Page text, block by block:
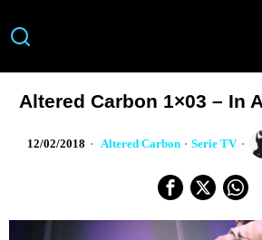
Altered Carbon 1×03 – In
12/02/2018 Altered Carbon · Serie TV